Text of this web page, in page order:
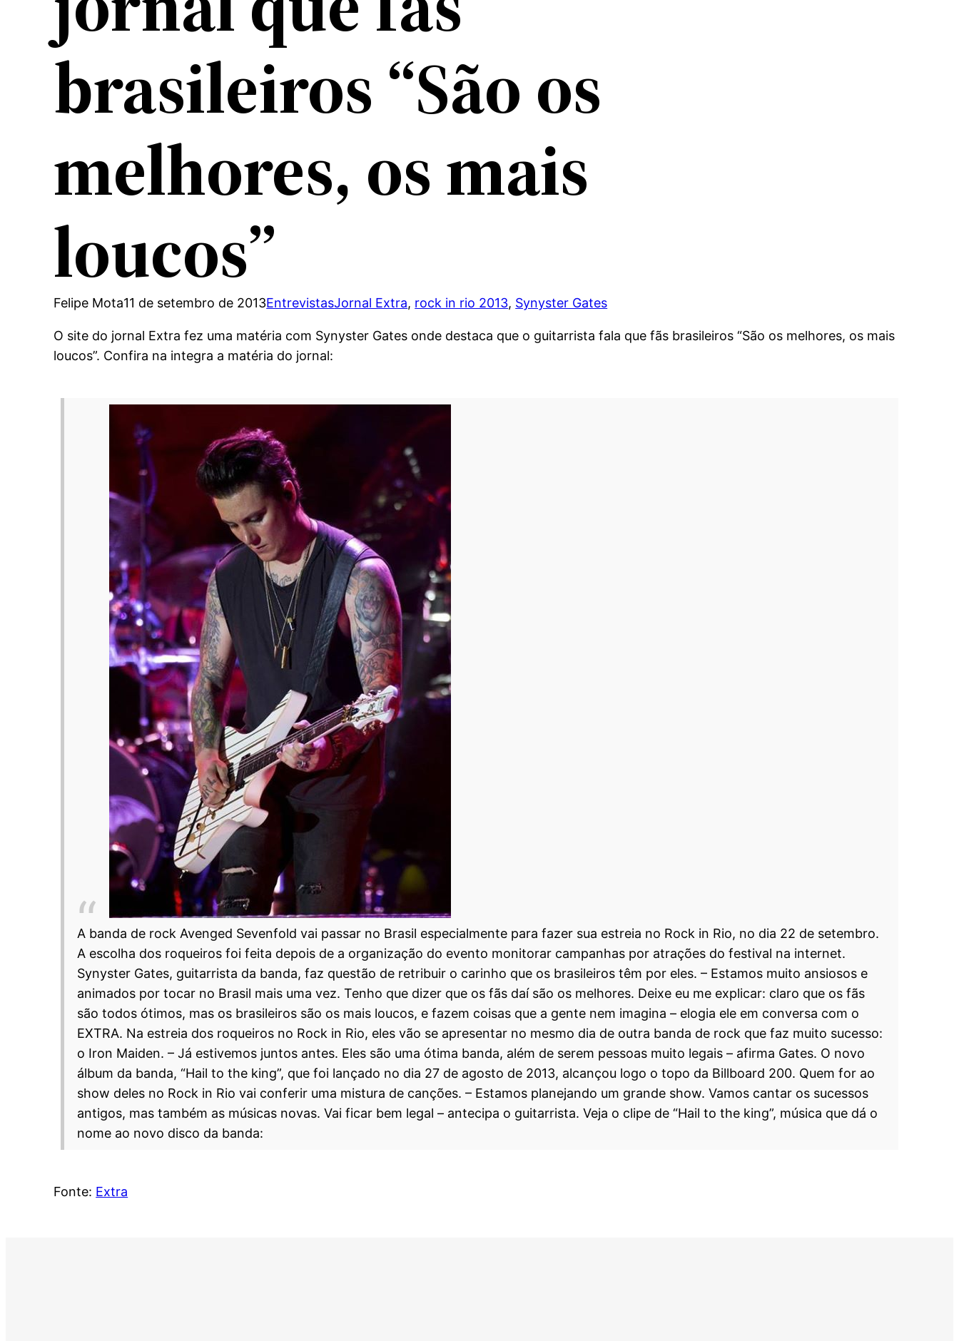
brasileiros “São os
melhores, os mais
loucos”
Felipe Mota11 de setembro de 2013EntrevistasJornal Extra, rock in rio 2013, Synyster Gates
O site do jornal Extra fez uma matéria com Synyster Gates onde destaca que o guitarrista fala que fãs brasileiros “São os melhores, os mais
loucos”. Confira na integra a matéria do jornal:
A banda de rock Avenged Sevenfold vai passar no Brasil especialmente para fazer sua estreia no Rock in Rio, no dia 22 de setembro.
A escolha dos roqueiros foi feita depois de a organização do evento monitorar campanhas por atrações do festival na internet.
Synyster Gates, guitarrista da banda, faz questão de retribuir o carinho que os brasileiros têm por eles. – Estamos muito ansiosos e
animados por tocar no Brasil mais uma vez. Tenho que dizer que os fãs daí são os melhores. Deixe eu me explicar: claro que os fãs
são todos ótimos, mas os brasileiros são os mais loucos, e fazem coisas que a gente nem imagina – elogia ele em conversa com o
EXTRA. Na estreia dos roqueiros no Rock in Rio, eles vão se apresentar no mesmo dia de outra banda de rock que faz muito sucesso:
o Iron Maiden. – Já estivemos juntos antes. Eles são uma ótima banda, além de serem pessoas muito legais – afirma Gates. O novo
álbum da banda, “Hail to the king”, que foi lançado no dia 27 de agosto de 2013, alcançou logo o topo da Billboard 200. Quem for ao
show deles no Rock in Rio vai conferir uma mistura de canções. – Estamos planejando um grande show. Vamos cantar os sucessos
antigos, mas também as músicas novas. Vai ficar bem legal – antecipa o guitarrista. Veja o clipe de “Hail to the king”, música que dá o
nome ao novo disco da banda:
Fonte: Extra